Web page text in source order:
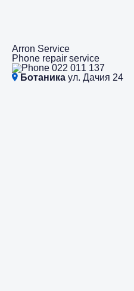
Arron Service
Phone repair service
022 011 137
Ботаника ул. Дачия 24